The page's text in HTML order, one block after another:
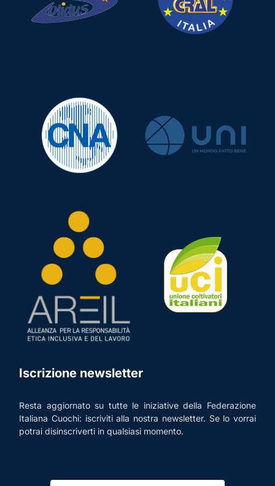
Iscrizione newsletter
Resta aggiornato su tutte le iniziative della Federazione
Italiana Cuochi: iscriviti alla nostra newsletter. Se lo vorrai
potrai disinscriverti in qualsiasi momento.